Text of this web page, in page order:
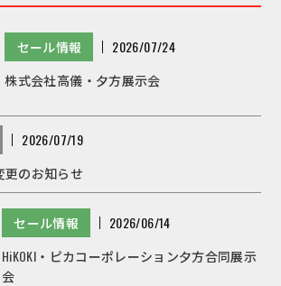
セール情報
2026/07/24
株式会社高儀・夕方展示会
2026/07/19
更のお知らせ
セール情報
2026/06/14
HiKOKI・ピカコーポレーション夕方合同展示
会